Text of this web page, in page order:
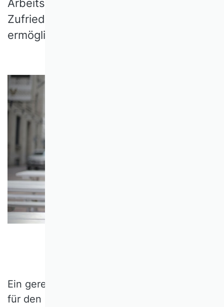
Arbeitsgestaltung weiterhelfen, um
Zufriedenheit mit der Erwerbsarbeit zu
ermöglichen.
Ein gerechter Anteil an der Wertschöpfung
für den Faktor Arbeit, Reduktion der